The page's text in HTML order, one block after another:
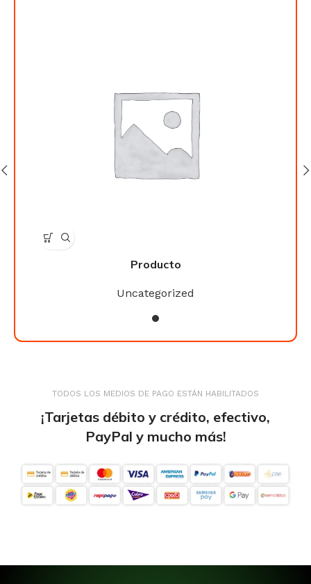
Producto
Uncategorized
TODOS LOS MEDIOS DE PAGO ESTÁN HABILITADOS
¡Tarjetas débito y crédito, efectivo,
PayPal y mucho más!